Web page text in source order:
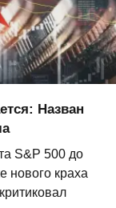
Назван
S&P 500 до
нового краха